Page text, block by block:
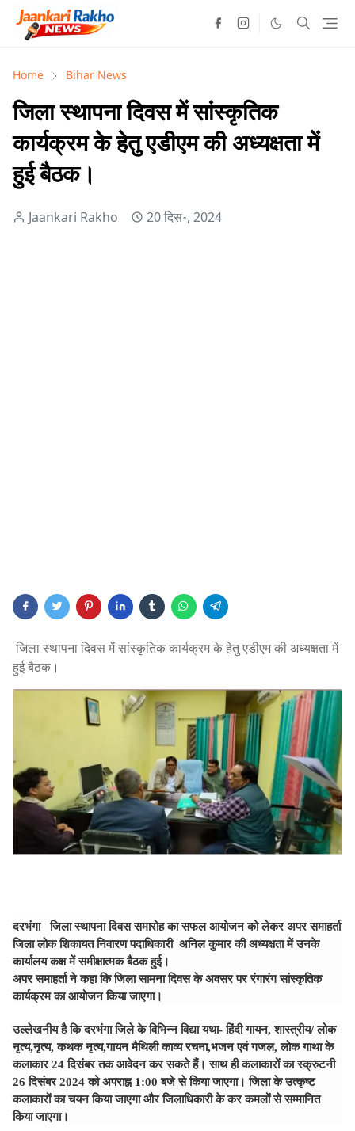
Home Bihar News
जिला स्थापना दिवस में सांस्कृतिक
कार्यक्रम के हेतु एडीएम की अध्यक्षता में
हुई बैठक।
Jaankari Rakho 20 दिस॰, 2024
जिला स्थापना दिवस में सांस्कृतिक कार्यक्रम के हेतु एडीएम की अध्यक्षता में
हुई बैठक।
दरभंगा जिला स्थापना दिवस समारोह का सफल आयोजन को लेकर अपर समाहर्ता
जिला लोक शिकायत निवारण पदाधिकारी अनिल कुमार की अध्यक्षता में उनके
कार्यालय कक्ष में समीक्षात्मक बैठक हुई।
अपर समाहर्ता ने कहा कि जिला सामना दिवस के अवसर पर रंगारंग सांस्कृतिक
कार्यक्रम का आयोजन किया जाएगा।
उल्लेखनीय है कि दरभंगा जिले के विभिन्न विद्या यथा- हिंदी गायन, शास्त्रीय/ लोक
नृत्य,नृत्य, कथक नृत्य,गायन मैथिली काव्य रचना,भजन एवं गजल, लोक गाथा के
कलाकार 24 दिसंबर तक आवेदन कर सकते हैं। साथ ही कलाकारों का स्क्रुटनी
26 दिसंबर 2024 को अपराह्न 1:00 बजे से किया जाएगा। जिला के उत्कृष्ट
कलाकारों का चयन किया जाएगा और जिलाधिकारी के कर कमलों से सम्मानित
किया जाएगा।